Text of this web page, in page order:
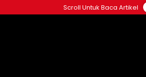
ke
Scroll Untuk Baca Artikel